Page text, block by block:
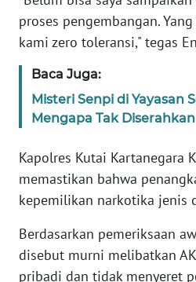
proses pengembangan.
kami zero toleransi," tegas
Baca Juga:
Misteri Senpi di Yayasan
Mengapa Tak
Kapolres Kutai Kartanegara
memastikan bahwa
kepemilikan narkotika jenis
Berdasarkan pemeriksaan
disebut murni melibatkan
pribadi dan tidak menyeret
JAKARTA
WN
BANTEN
WN
NTT